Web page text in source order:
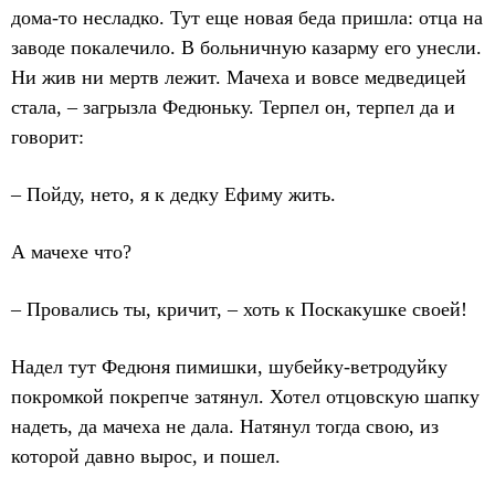
дома-то несладко. Тут еще новая беда пришла: отца на
заводе покалечило. В больничную казарму его унесли.
Ни жив ни мертв лежит. Мачеха и вовсе медведицей
стала, – загрызла Федюньку. Терпел он, терпел да и
говорит:
– Пойду, нето, я к дедку Ефиму жить.
А мачехе что?
– Провались ты, кричит, – хоть к Поскакушке своей!
Надел тут Федюня пимишки, шубейку-ветродуйку
покромкой покрепче затянул. Хотел отцовскую шапку
надеть, да мачеха не дала. Натянул тогда свою, из
которой давно вырос, и пошел.